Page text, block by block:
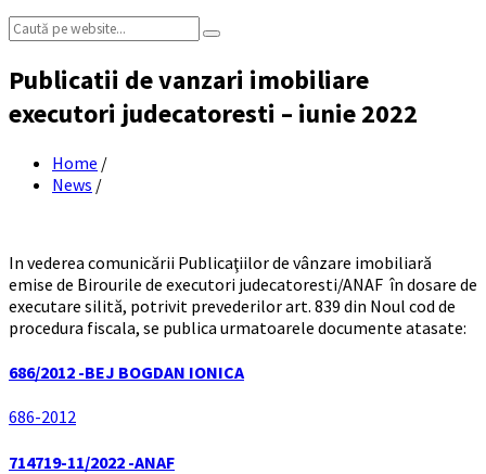
Search:
Publicatii de vanzari imobiliare
executori judecatoresti – iunie 2022
Home /
News /
In vederea comunicării Publicaţiilor de vânzare imobiliară
emise de Birourile de executori judecatoresti/ANAF în dosare de
executare silită, potrivit prevederilor art. 839 din Noul cod de
procedura fiscala, se publica urmatoarele documente atasate:
686/2012 -BEJ BOGDAN IONICA
686-2012
714719-11/2022 -ANAF